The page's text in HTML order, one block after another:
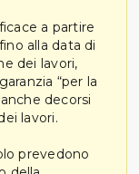
a partire
alla data di
dei lavori,
“per la
decorsi
lavori.
prevedono